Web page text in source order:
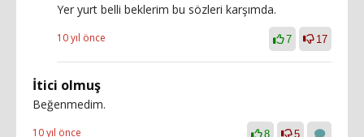
Yer yurt belli beklerim bu sözleri karşımda.
10 yıl önce 7 17
İtici olmuş
Beğenmedim.
10 yıl önce 8 5